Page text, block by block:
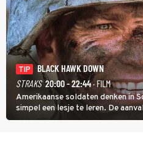
TIP
BLACK HAWK DOWN
STRAKS 20:00 - 22:44· FILM
Amerikaanse soldaten denken in
simpel een lesje te leren. De
verloopt in Black Hawk down